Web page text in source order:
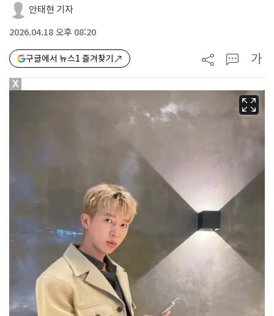
안태현 기자
2026.04.18 오후 08:20
구글에서 뉴스1 즐겨찾기 가
X